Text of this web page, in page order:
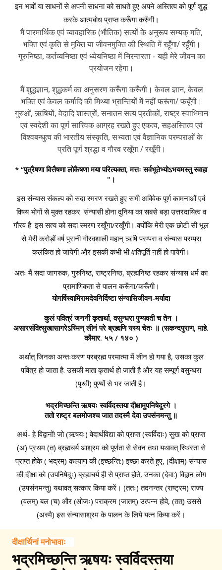
इन भावों या साधनों से अपनी साधना को साधते हुए अपने अस्तित्व को पूर्ण शुद्ध
करके आत्मबोध प्राप्त करूँगा करुँगी।
मैं पारमार्थिक एवं व्यावहारिक (भौतिक) सत्यों के अनुरूप सम्यक् मति,
भक्ति एवं कृति से मुक्ति या जीवनमुक्ति की स्थिति में रहूँगा/ रहूँगी।
गुरुनिष्ठा, कर्तव्यनिष्ठा एवं ध्येयनिष्ठा में निरन्तरता - यही मेरे जीवन का
प्रयोजन रहेगा।
मैं शुद्धज्ञान, शुद्धकर्म का अनुसरण करूँगा करूँगी। केवल ज्ञान, केवल
भक्ति एवं केवल कर्मादि की मिथ्या भ्रान्तियों में नहीं फरूंगा/ फयूँगी।
गुरुओं, ऋषियों, वेदादि शास्त्रों, सनातन सत्य प्रतीकों, राष्ट्र स्वाभिमान
एवं स्वदेशी का पूर्ण सात्त्विक आग्रह रखते हुए एकत्व, सहअस्तित्व एवं
विश्वबन्धुत्व की भारतीय संस्कृति, सभ्यता एवं वैज्ञानिक परम्पराओं के
प्रति पूर्ण श्रद्धा व गौरव रखूँगा / रखूँगी।
* “पुत्रैषणा वित्तैषणा लोकैषणा मया परित्यक्ता, मत्तः सर्वभूतेभ्योऽभयमस्तु स्वाहा
"।
इस संन्यास संकल्प को सदा स्मरण रखते हुए सभी अविवेक पूर्ण कामनाओं एवं
विषय भोगों से मुक्त रहकर 'संन्यासी होना दुनिया का सबसे बड़ा उत्तरदायित्व व
गौरव है' इस सत्य को सदा स्मरण रखूँगा/रखूँगी। क्योंकि मेरी एक छोटी सी भूल
से मेरी करोड़ों वर्ष पुरानी गौरवशाली महान् ऋषि परम्परा व संन्यास परम्परा
कलंकित हो जायेगी और इसकी कभी भी क्षतिपूर्ति नहीं हो पायेगी।
अतः मैं सदा जागरुक, गुरुनिष्ठ, राष्ट्रनिष्ठ, ब्रह्मनिष्ठ रहकर संन्यास धर्म का
प्रामाणिकता से पालन करूँगा/करूँगी।
योगर्षिस्वामिरामदेवनिर्दिष्टा संन्यासिजीवन-मर्यादा
कुलं पवित्रं जननी कृतार्था, वसुन्धरा पुण्यवती च तेन ।
असारसंवित्सुखासागरेऽस्मिन् लीनं परे ब्रह्मणि यस्य चेतः ॥ (सकन्दपुराण, माहे.
कौमार. ५५ / १४० )
अर्थात् जिनका अन्तःकरण परब्रह्म परमात्मा में लीन हो गया है, उसका कुल
पवित्र हो जाता है. उसकी माता कृतार्थ हो जाती है और यह सम्पूर्ण वसुन्धरा
(पृथ्वी) पुण्यों से भर जाती है।
भद्रमिच्छन्ति ऋषयः स्वर्विदस्तया दीक्षामुपनिषेदुरगे ।
ततो राष्ट्र बलमोजश्च जात तदस्मै देवा उपसंनमन्तु ॥
अर्थ- हे विद्वानों! जो (ऋषयः) वेदार्थविद्या को प्राप्त (स्वर्विदाः) सुख को प्राप्त
(अ) प्रथम (त) ब्रह्मचर्य आश्रम को पूर्णता से सेवन तथा यथावत् स्थिरता से
प्राप्त होके ( भद्रम्) कल्याण की (इच्छन्ति:) इच्छा करते हुए, (दीक्षाम्) संन्यास
की दीक्षा को (उपनिषेदुः) ब्रह्मचर्य ही से प्राप्त होते, उनका (देवा:) विद्वान लोग
(उपसंनमन्तु) यथावत् सत्कार किया करें। (ततः) तदनन्तर (राष्ट्रम) राज्य
(वलम्) बल (च) और (ओजः) पराक्रम (जातम्) उत्पन्न होवे, (तत्) उससे
(अस्मै) इस संन्यासाश्रम के पालन के लिये यत्न किया करें।
दीक्षार्थिनां मनोभावाः
भद्रमिच्छन्ति ऋषयः स्वर्विदस्तया